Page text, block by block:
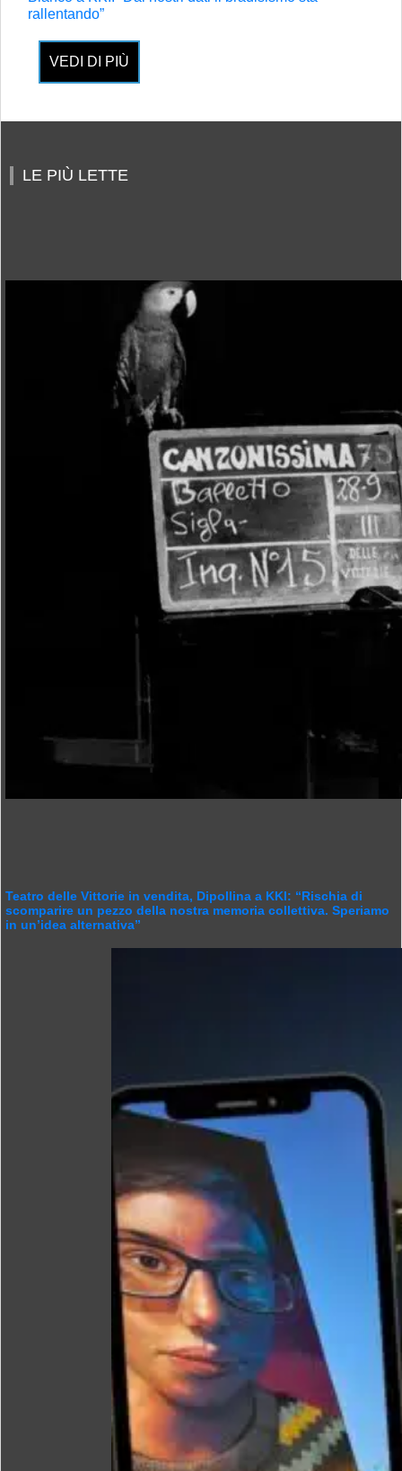
rallentando”
VEDI DI PIÙ
LE PIÙ LETTE
Teatro delle Vittorie in vendita, Dipollina a KKI: “Rischia di
scomparire un pezzo della nostra memoria collettiva. Speriamo
in un’idea alternativa”